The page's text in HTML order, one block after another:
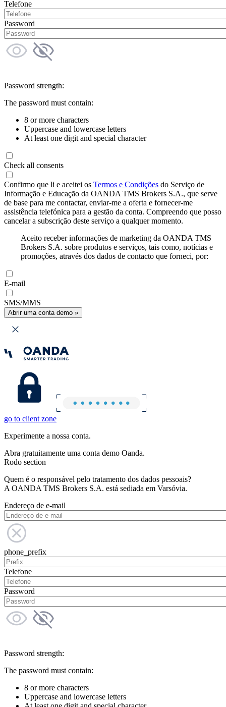
Telefone
Password
Password strength:
The password must contain:
8 or more characters
Uppercase and lowercase letters
At least one digit and special character
Check all consents
Confirmo que li e aceitei os Termos e Condições do Serviço de
Informação e Educação da OANDA TMS Brokers S.A., que serve
de base para me contactar, enviar-me a oferta e fornecer-me
assistência telefónica para a gestão da conta. Compreendo que posso
cancelar a subscrição deste serviço a qualquer momento.
Aceito receber informações de marketing da OANDA TMS
Brokers S.A. sobre produtos e serviços, tais como, notícias e
promoções, através dos dados de contacto que forneci, por:
E-mail
SMS/MMS
Abrir uma conta demo »
go to client zone
Experimente a nossa conta.
Abra gratuitamente uma conta demo Oanda.
Rodo section
Quem é o responsável pelo tratamento dos dados pessoais?
A OANDA TMS Brokers S.A. está sediada em Varsóvia.
Endereço de e-mail
phone_prefix
Telefone
Password
Password strength:
The password must contain:
8 or more characters
Uppercase and lowercase letters